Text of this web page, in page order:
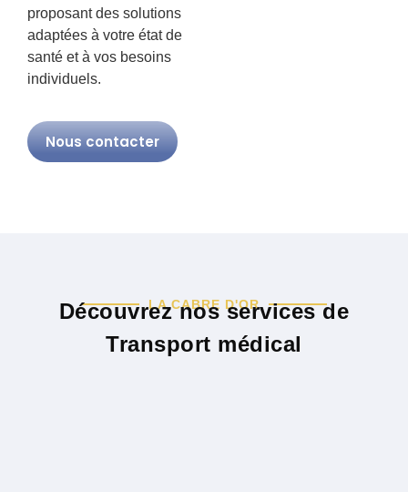
proposant des solutions
adaptées à votre état de
santé et à vos besoins
individuels.
Nous contacter
LA CABRE D'OR
Découvrez nos services de
Transport médical